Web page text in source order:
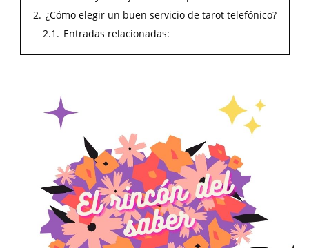
2. ¿Cómo elegir un buen servicio de tarot telefónico?
2.1. Entradas relacionadas: